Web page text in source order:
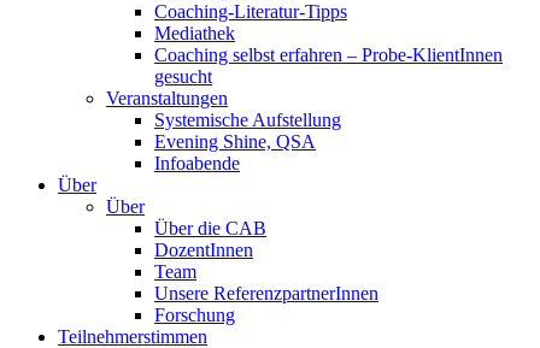
Coaching-Literatur-Tipps
Mediathek
Coaching selbst erfahren – Probe-KlientInnen
gesucht
Veranstaltungen
Systemische Aufstellung
Evening Shine, QSA
Infoabende
Über
Über
Über die CAB
DozentInnen
Team
Unsere ReferenzpartnerInnen
Forschung
Teilnehmerstimmen